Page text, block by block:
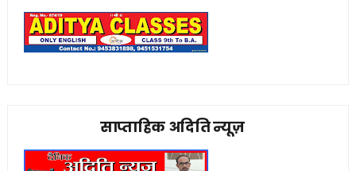
साप्ताहिक अदिति न्यूज़